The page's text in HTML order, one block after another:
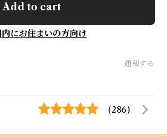
Add to cart
内にお住まいの方向け
通報する
(286)